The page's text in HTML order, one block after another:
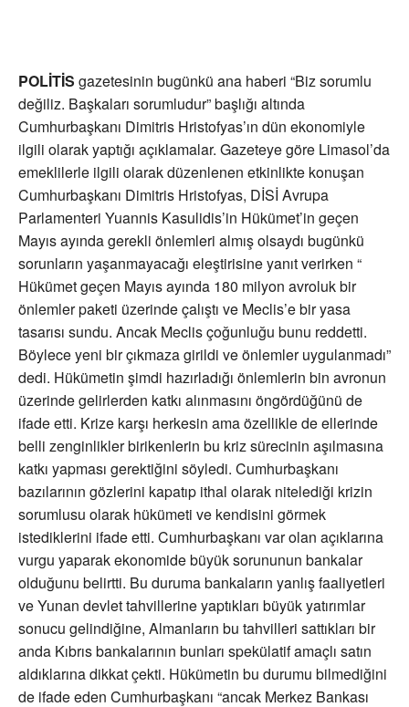
POLİTİS gazetesinin bugünkü ana haberi “Biz sorumlu
değiliz. Başkaları sorumludur” başlığı altında
Cumhurbaşkanı Dimitris Hristofyas’ın dün ekonomiyle
ilgili olarak yaptığı açıklamalar. Gazeteye göre Limasol’da
emeklilerle ilgili olarak düzenlenen etkinlikte konuşan
Cumhurbaşkanı Dimitris Hristofyas, DİSİ Avrupa
Parlamenteri Yuannis Kasulidis’in Hükümet’in geçen
Mayıs ayında gerekli önlemleri almış olsaydı bugünkü
sorunların yaşanmayacağı eleştirisine yanıt verirken “
Hükümet geçen Mayıs ayında 180 milyon avroluk bir
önlemler paketi üzerinde çalıştı ve Meclis’e bir yasa
tasarısı sundu. Ancak Meclis çoğunluğu bunu reddetti.
Böylece yeni bir çıkmaza girildi ve önlemler uygulanmadı”
dedi. Hükümetin şimdi hazırladığı önlemlerin bin avronun
üzerinde gelirlerden katkı alınmasını öngördüğünü de
ifade etti. Krize karşı herkesin ama özellikle de ellerinde
belli zenginlikler birikenlerin bu kriz sürecinin aşılmasına
katkı yapması gerektiğini söyledi. Cumhurbaşkanı
bazılarının gözlerini kapatıp ithal olarak nitelediği krizin
sorumlusu olarak hükümeti ve kendisini görmek
istediklerini ifade etti. Cumhurbaşkanı var olan açıklarına
vurgu yaparak ekonomide büyük sorununun bankalar
olduğunu belirtti. Bu duruma bankaların yanlış faaliyetleri
ve Yunan devlet tahvillerine yaptıkları büyük yatırımlar
sonucu gelindiğine, Almanların bu tahvilleri sattıkları bir
anda Kıbrıs bankalarının bunları spekülatif amaçlı satın
aldıklarına dikkat çekti. Hükümetin bu durumu bilmediğini
de ifade eden Cumhurbaşkanı “ancak Merkez Bankası